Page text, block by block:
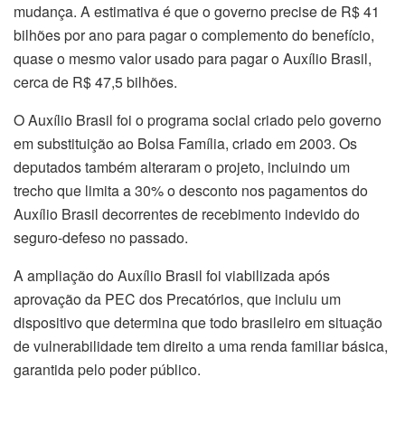
mudança. A estimativa é que o governo precise de R$ 41
bilhões por ano para pagar o complemento do benefício,
quase o mesmo valor usado para pagar o Auxílio Brasil,
cerca de R$ 47,5 bilhões.
O Auxílio Brasil foi o programa social criado pelo governo
em substituição ao Bolsa Família, criado em 2003. Os
deputados também alteraram o projeto, incluindo um
trecho que limita a 30% o desconto nos pagamentos do
Auxílio Brasil decorrentes de recebimento indevido do
seguro-defeso no passado.
A ampliação do Auxílio Brasil foi viabilizada após
aprovação da PEC dos Precatórios, que incluiu um
dispositivo que determina que todo brasileiro em situação
de vulnerabilidade tem direito a uma renda familiar básica,
garantida pelo poder público.